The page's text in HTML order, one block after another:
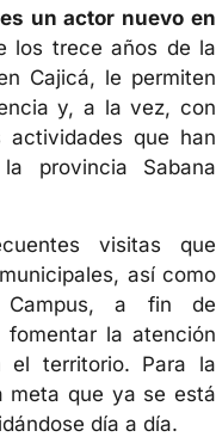
un actor nuevo en
los trece años de la
Cajicá, le permiten
y, a la vez, con
actividades que han
provincia Sabana
visitas que
así como
Campus, a fin de
la atención
el territorio. Para la
meta que ya se está
día a día.